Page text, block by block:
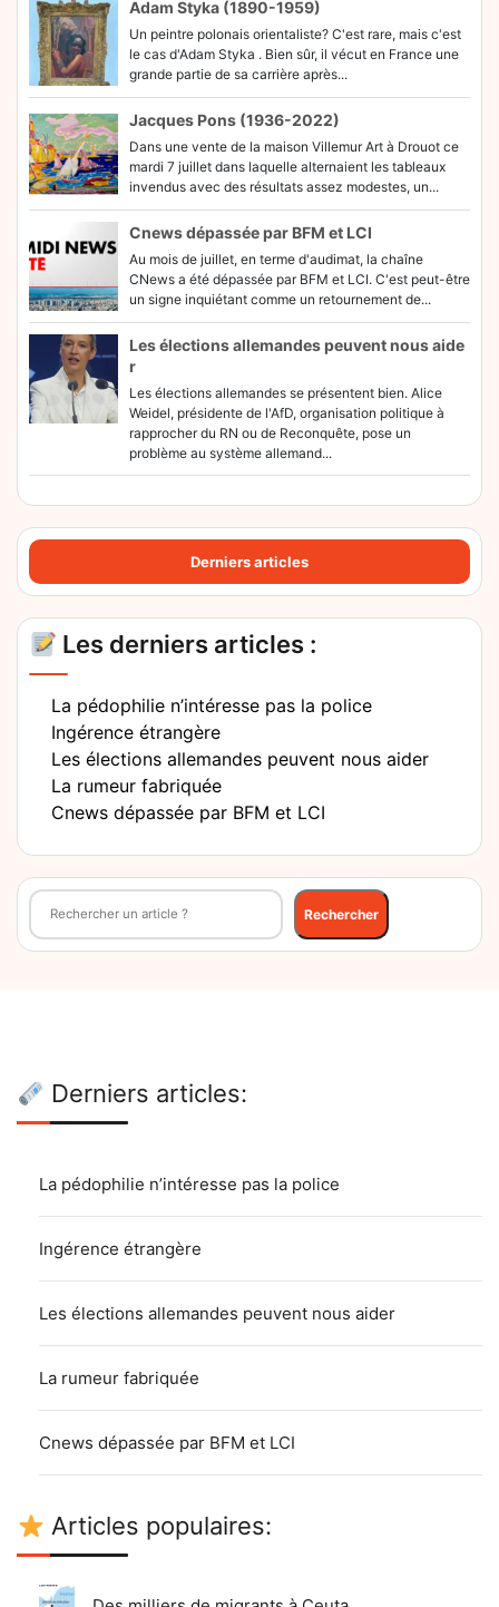
Adam Styka (1890-1959)
Un peintre polonais orientaliste? C'est rare, mais c'est
le cas d'Adam Styka . Bien sûr, il vécut en France une
grande partie de sa carrière après...
Jacques Pons (1936-2022)
Dans une vente de la maison Villemur Art à Drouot ce
mardi 7 juillet dans laquelle alternaient les tableaux
invendus avec des résultats assez modestes, un...
Cnews dépassée par BFM et LCI
Au mois de juillet, en terme d'audimat, la chaîne
CNews a été dépassée par BFM et LCI. C'est peut-être
un signe inquiétant comme un retournement de...
Les élections allemandes peuvent nous aide
r
Les élections allemandes se présentent bien. Alice
Weidel, présidente de l'AfD, organisation politique à
rapprocher du RN ou de Reconquête, pose un
problème au système allemand...
Derniers articles
Les derniers articles :
La pédophilie n’intéresse pas la police
Ingérence étrangère
Les élections allemandes peuvent nous aider
La rumeur fabriquée
Cnews dépassée par BFM et LCI
Rechercher
Rechercher
Derniers articles:
La pédophilie n’intéresse pas la police
Ingérence étrangère
Les élections allemandes peuvent nous aider
La rumeur fabriquée
Cnews dépassée par BFM et LCI
Articles populaires: